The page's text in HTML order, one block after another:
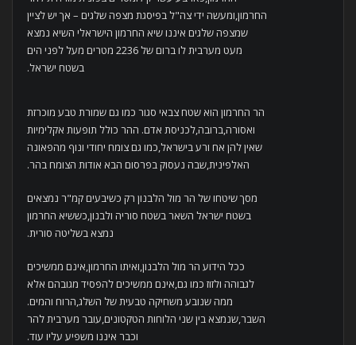
החרמון,ומעשה ידי צה"ל בפיסגת מצפה שלגים – אך יש לציין
שמצפה שלגים איננו שיא החרמון הישראלי השיא נמצא
מעט מערבית לו ברום של 2236 מטרים מעל לפני הים
בשטח ישראל.
הר החרמון הוא שטח צבאי סגור כמו גם שמורת טבע מוכרזת
ואסורה,ברובה,לכניסת אדם. ההר כולל תופעות אקלימיות
שאין להן אח ורע בישראל,כמו גם צומח יחודי ונוף מהפאונה
האלפינית,שבה נעסוק בפרסום הבא אודות הצומח בהר.
מסך שיטחו של הר מול הלבנון רק כשיבעים קמ"ר נמצאים
בשטח ישראל השאר בשטח סוריה ולבנון,כששיא החרמון
נמצא בשליטה סורית.
ככל הידוע הר מול הלבנון,ואיתו החרמון,אינם ממשיכים
לגבוהה ולזוז כמו גם,אינם ממשיכים להפסיד מגובהם אלא
ממה שנובע משחיקה טבעית של השלג,הרוח והמים.
השבר,שנמצא בין שני הלוחות הטקטונים,עובר מערבית להר
וכבר איננו משפיע עליו עוד.